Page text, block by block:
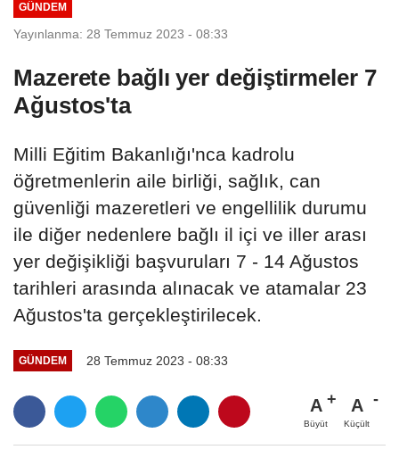
GÜNDEM
Yayınlanma: 28 Temmuz 2023 - 08:33
Mazerete bağlı yer değiştirmeler 7
Ağustos'ta
Milli Eğitim Bakanlığı'nca kadrolu
öğretmenlerin aile birliği, sağlık, can
güvenliği mazeretleri ve engellilik durumu
ile diğer nedenlere bağlı il içi ve iller arası
yer değişikliği başvuruları 7 - 14 Ağustos
tarihleri arasında alınacak ve atamalar 23
Ağustos'ta gerçekleştirilecek.
GÜNDEM 28 Temmuz 2023 - 08:33
A
Büyüt
A
Küçült